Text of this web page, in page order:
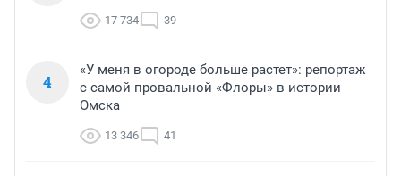
17 734 39
4
«У меня в огороде больше растет»: репортаж
с самой провальной «Флоры» в истории
Омска
13 346 41